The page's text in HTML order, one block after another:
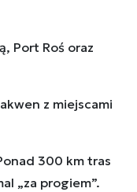
Port Roś oraz
z miejscami
300 km tras
„za progiem”.